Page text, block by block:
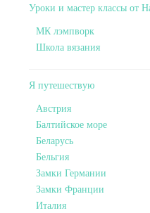
Уроки и мастер классы от
МК лэмпворк
Школа вязания
Я путешествую
Австрия
Балтийское море
Беларусь
Бельгия
Замки Германии
Замки Франции
Италия